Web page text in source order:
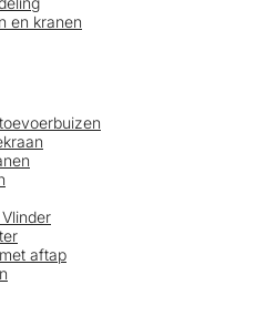
en kranen
aftap